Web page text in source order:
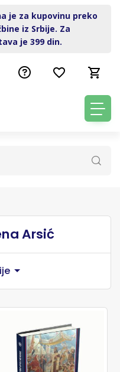
je za kupovinu preko
iz Srbije. Za
je 399 din.
Arsić